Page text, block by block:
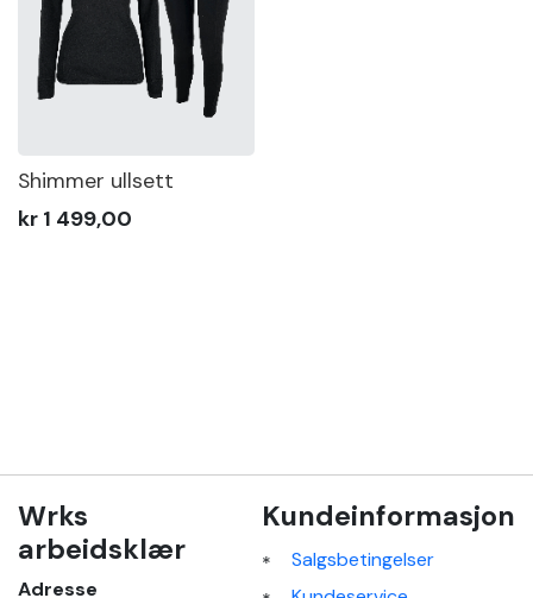
Shimmer ullsett
kr 1 499,00
Wrks
arbeidsklær
Adresse
Kundeinformasjon
Salgsbetingelser